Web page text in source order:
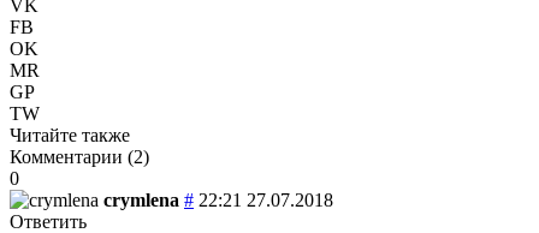
VK
FB
OK
MR
GP
TW
Читайте также
Комментарии (2)
0
crymlena # 22:21 27.07.2018
Ответить